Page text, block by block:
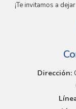
¡Te invitamos a
Dirección: